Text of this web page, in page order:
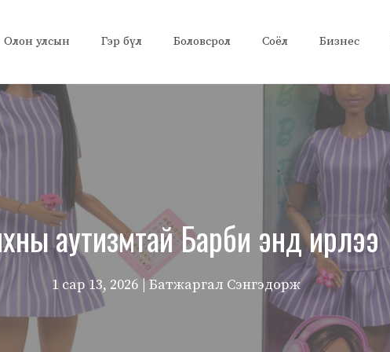
Олон улсын Гэр бүл Боловсрол Соёл Бизнес
аутизмтай Барби энд ирлээ
1 сар 13, 2026 | Батжаргал Сэнгэдорж